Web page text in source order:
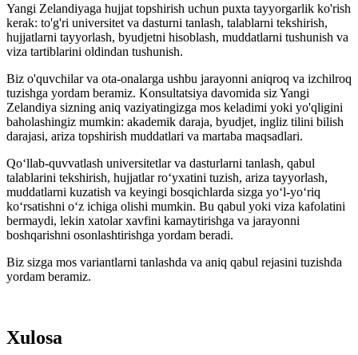
Yangi Zelandiyaga hujjat topshirish uchun puxta tayyorgarlik ko'rish
kerak: to'g'ri universitet va dasturni tanlash, talablarni tekshirish,
hujjatlarni tayyorlash, byudjetni hisoblash, muddatlarni tushunish va
viza tartiblarini oldindan tushunish.
Biz o'quvchilar va ota-onalarga ushbu jarayonni aniqroq va izchilroq
tuzishga yordam beramiz. Konsultatsiya davomida siz Yangi
Zelandiya sizning aniq vaziyatingizga mos keladimi yoki yo'qligini
baholashingiz mumkin: akademik daraja, byudjet, ingliz tilini bilish
darajasi, ariza topshirish muddatlari va martaba maqsadlari.
Qoʻllab-quvvatlash universitetlar va dasturlarni tanlash, qabul
talablarini tekshirish, hujjatlar roʻyxatini tuzish, ariza tayyorlash,
muddatlarni kuzatish va keyingi bosqichlarda sizga yoʻl-yoʻriq
koʻrsatishni oʻz ichiga olishi mumkin. Bu qabul yoki viza kafolatini
bermaydi, lekin xatolar xavfini kamaytirishga va jarayonni
boshqarishni osonlashtirishga yordam beradi.
Biz sizga mos variantlarni tanlashda va aniq qabul rejasini tuzishda
yordam beramiz.
Xulosa